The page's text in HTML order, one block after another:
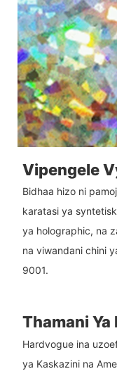
Vipengele
Bidhaa hizo ni
karatasi ya
ya holographic, na
na viwandani chini
9001.
Thamani Ya
Hardvogue ina
ya Kaskazini na